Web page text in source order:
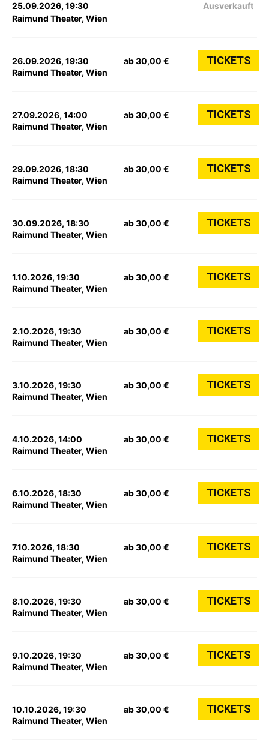
25.09.2026, 19:30
Raimund Theater, Wien
Ausverkauft
26.09.2026, 19:30
Raimund Theater, Wien
ab 30,00 € TICKETS
27.09.2026, 14:00
Raimund Theater, Wien
ab 30,00 € TICKETS
29.09.2026, 18:30
Raimund Theater, Wien
ab 30,00 € TICKETS
30.09.2026, 18:30
Raimund Theater, Wien
ab 30,00 € TICKETS
1.10.2026, 19:30
Raimund Theater, Wien
ab 30,00 € TICKETS
2.10.2026, 19:30
Raimund Theater, Wien
ab 30,00 € TICKETS
3.10.2026, 19:30
Raimund Theater, Wien
ab 30,00 € TICKETS
4.10.2026, 14:00
Raimund Theater, Wien
ab 30,00 € TICKETS
6.10.2026, 18:30
Raimund Theater, Wien
ab 30,00 € TICKETS
7.10.2026, 18:30
Raimund Theater, Wien
ab 30,00 € TICKETS
8.10.2026, 19:30
Raimund Theater, Wien
ab 30,00 € TICKETS
9.10.2026, 19:30
Raimund Theater, Wien
ab 30,00 € TICKETS
10.10.2026, 19:30
Raimund Theater, Wien
ab 30,00 € TICKETS